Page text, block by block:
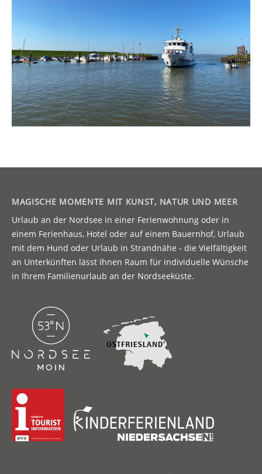
MAGISCHE MOMENTE MIT KUNST, NATUR UND MEER
Urlaub an der Nordsee in einer Ferienwohnung oder in
einem Ferienhaus, Hotel oder auf einem Bauernhof, Urlaub
mit dem Hund oder Urlaub in Strandnähe - die Vielfältigkeit
an Unterkünften lässt Ihnen Raum für individuelle Wünsche
in Ihrem Familienurlaub an der Nordseeküste.